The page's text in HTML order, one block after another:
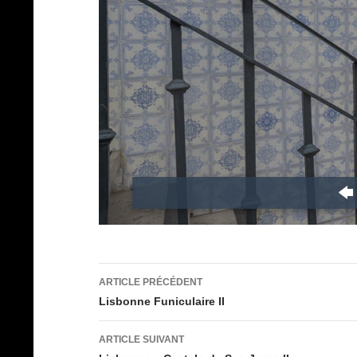
Navigation
des
articles
ARTICLE PRÉCÉDENT
Lisbonne Funiculaire II
ARTICLE SUIVANT